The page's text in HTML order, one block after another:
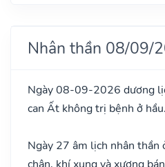
Nhân thần 08/09/
Ngày 08-09-2026 dương
can Ất không trị bệnh ở hầu.
Ngày 27 âm lịch nhân thần